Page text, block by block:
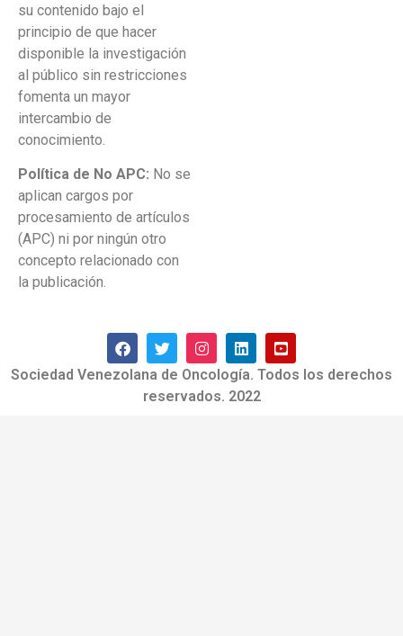
su contenido bajo el
principio de que hacer
disponible la investigación
al público sin restricciones
fomenta un mayor
intercambio de
conocimiento.
Política de No APC: No se
aplican cargos por
procesamiento de artículos
(APC) ni por ningún otro
concepto relacionado con
la publicación.
Sociedad Venezolana de Oncología. Todos los derechos
reservados. 2022